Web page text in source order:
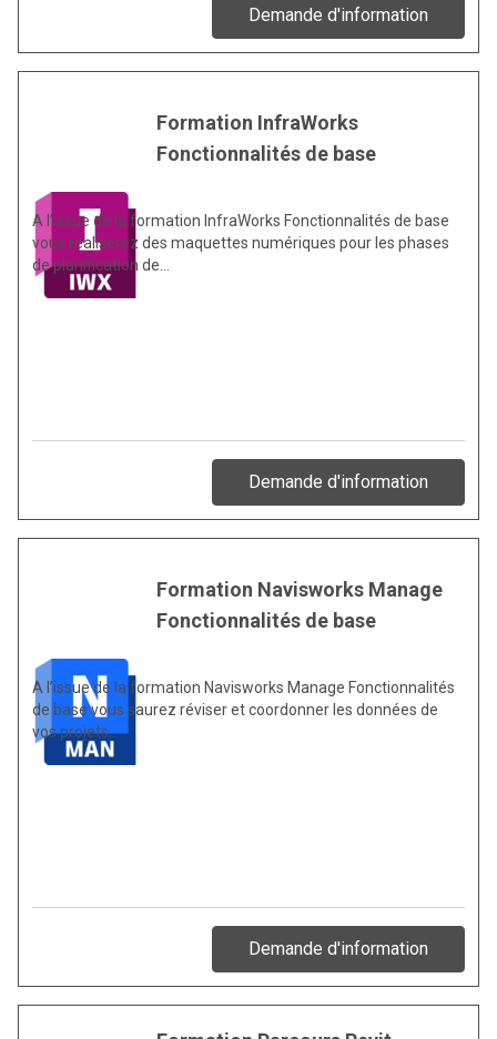
Demande d'information
Formation InfraWorks
Fonctionnalités de base
A l’issue de la formation InfraWorks Fonctionnalités de base
vous réaliserez des maquettes numériques pour les phases
de planification de…
Demande d'information
Formation Navisworks Manage
Fonctionnalités de base
A l’issue de la formation Navisworks Manage Fonctionnalités
de base vous saurez réviser et coordonner les données de
vos projets…
Demande d'information